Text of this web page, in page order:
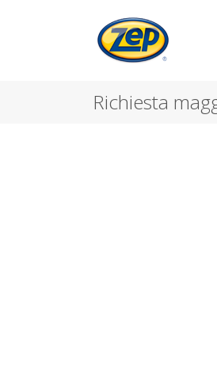
Richiesta